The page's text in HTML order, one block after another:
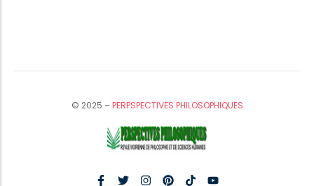
© 2025 –PERPSPECTIVES PHILOSOPHIQUES